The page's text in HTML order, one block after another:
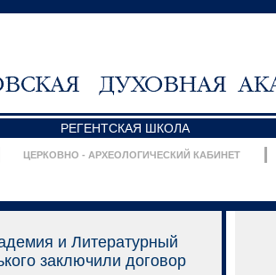
РЕГЕНТСКАЯ ШКОЛА
ЦЕРКОВНО - АРХЕОЛОГИЧЕСКИЙ КАБИНЕТ
и Литературный
заключили договор